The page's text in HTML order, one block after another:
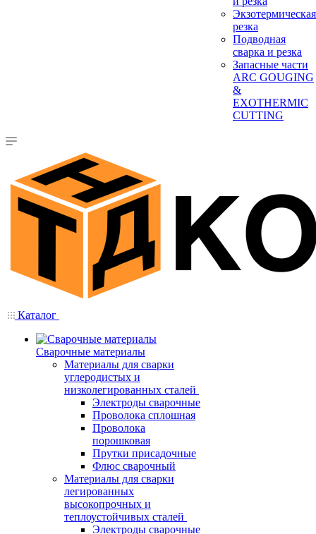
Экзотермическая
резка
Подводная
сварка и резка
Запасные части
ARC GOUGING
&
EXOTHERMIC
CUTTING
Каталог
Сварочные материалы
Материалы для сварки
углеродистых и
низколегированных сталей
Электроды сварочные
Проволока сплошная
Проволока
порошковая
Прутки присадочные
Флюс сварочный
Материалы для сварки
легированных
высокопрочных и
теплоустойчивых сталей
Электроды сварочные